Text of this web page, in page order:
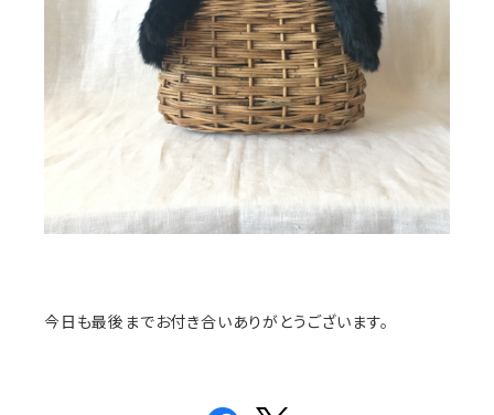
今日も最後までお付き合いありがとうございます。